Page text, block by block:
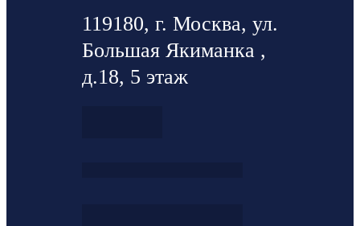
119180, г. Москва, ул.
Большая Якиманка ,
д.18, 5 этаж